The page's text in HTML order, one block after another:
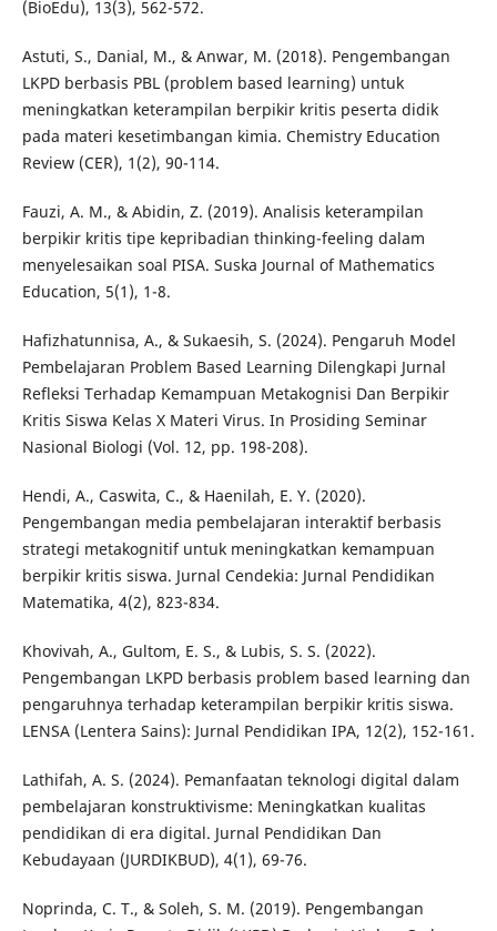
(BioEdu), 13(3), 562-572.
Astuti, S., Danial, M., & Anwar, M. (2018). Pengembangan
LKPD berbasis PBL (problem based learning) untuk
meningkatkan keterampilan berpikir kritis peserta didik
pada materi kesetimbangan kimia. Chemistry Education
Review (CER), 1(2), 90-114.
Fauzi, A. M., & Abidin, Z. (2019). Analisis keterampilan
berpikir kritis tipe kepribadian thinking-feeling dalam
menyelesaikan soal PISA. Suska Journal of Mathematics
Education, 5(1), 1-8.
Hafizhatunnisa, A., & Sukaesih, S. (2024). Pengaruh Model
Pembelajaran Problem Based Learning Dilengkapi Jurnal
Refleksi Terhadap Kemampuan Metakognisi Dan Berpikir
Kritis Siswa Kelas X Materi Virus. In Prosiding Seminar
Nasional Biologi (Vol. 12, pp. 198-208).
Hendi, A., Caswita, C., & Haenilah, E. Y. (2020).
Pengembangan media pembelajaran interaktif berbasis
strategi metakognitif untuk meningkatkan kemampuan
berpikir kritis siswa. Jurnal Cendekia: Jurnal Pendidikan
Matematika, 4(2), 823-834.
Khovivah, A., Gultom, E. S., & Lubis, S. S. (2022).
Pengembangan LKPD berbasis problem based learning dan
pengaruhnya terhadap keterampilan berpikir kritis siswa.
LENSA (Lentera Sains): Jurnal Pendidikan IPA, 12(2), 152-161.
Lathifah, A. S. (2024). Pemanfaatan teknologi digital dalam
pembelajaran konstruktivisme: Meningkatkan kualitas
pendidikan di era digital. Jurnal Pendidikan Dan
Kebudayaan (JURDIKBUD), 4(1), 69-76.
Noprinda, C. T., & Soleh, S. M. (2019). Pengembangan